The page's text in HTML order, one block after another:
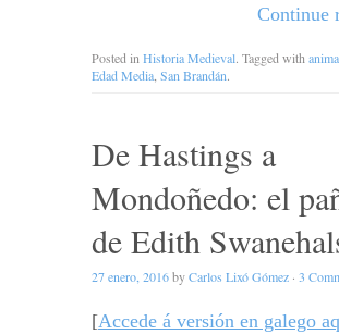
Continue
Posted in Historia Medieval. Tagged with
Edad Media San Brandán.
De Hastings a
Mondoñedo: el
de Edith
27 enero, 2016byCarlos Lixó Gómez · 3
[Accede á versión en galego